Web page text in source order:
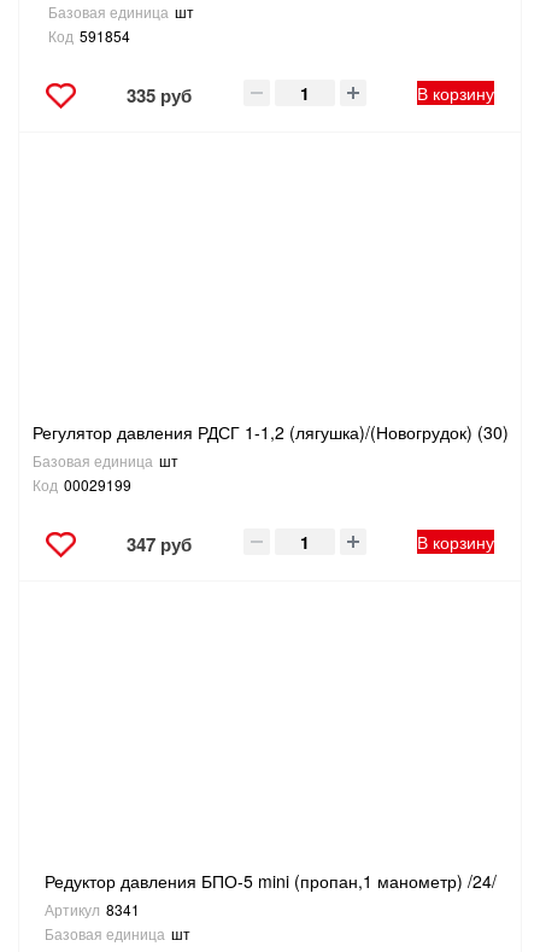
ЭЛЕКТРОМОНТАЖНЫЕ ТОВАРЫ, СВЕТОТЕХНИКА
Базовая единица шт
Код 591854
335 руб В корзину
Регулятор давления РДСГ 1-1,2 (лягушка)/(Новогрудок) (30)
Базовая единица шт
Код 00029199
347 руб В корзину
Редуктор давления БПО-5 mini (пропан,1 манометр) /24/
Артикул 8341
Базовая единица шт